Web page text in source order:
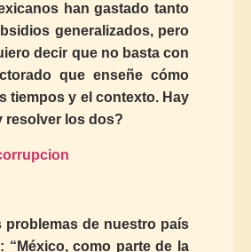
han gastado tanto
generalizados, pero
decir que no basta con
que enseñe cómo
tiempos y el contexto. Hay
resolver los dos?
problemas de nuestro país
como parte de la